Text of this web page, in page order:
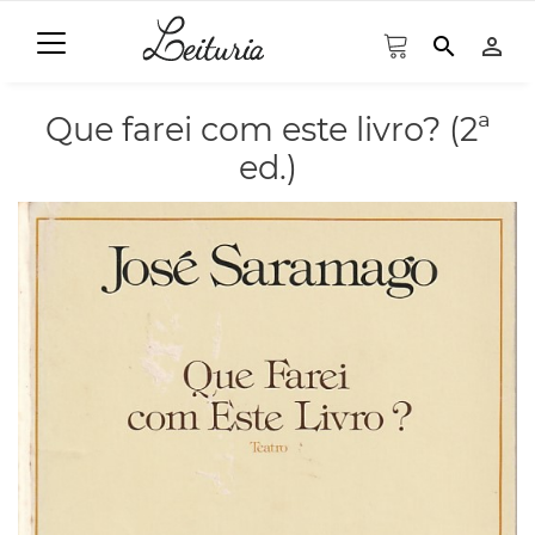
search person_outline
Que farei com este livro? (2ª
ed.)